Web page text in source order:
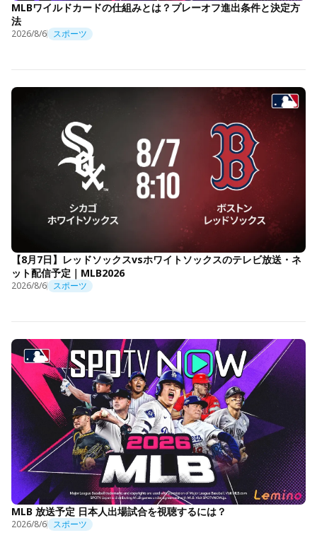
MLBワイルドカードの仕組みとは？プレーオフ進出条件と決定方
法
2026/8/6 スポーツ
【8月7日】レッドソックスvsホワイトソックスのテレビ放送・ネ
ット配信予定｜MLB2026
2026/8/6 スポーツ
MLB 放送予定 日本人出場試合を視聴するには？
2026/8/6 スポーツ